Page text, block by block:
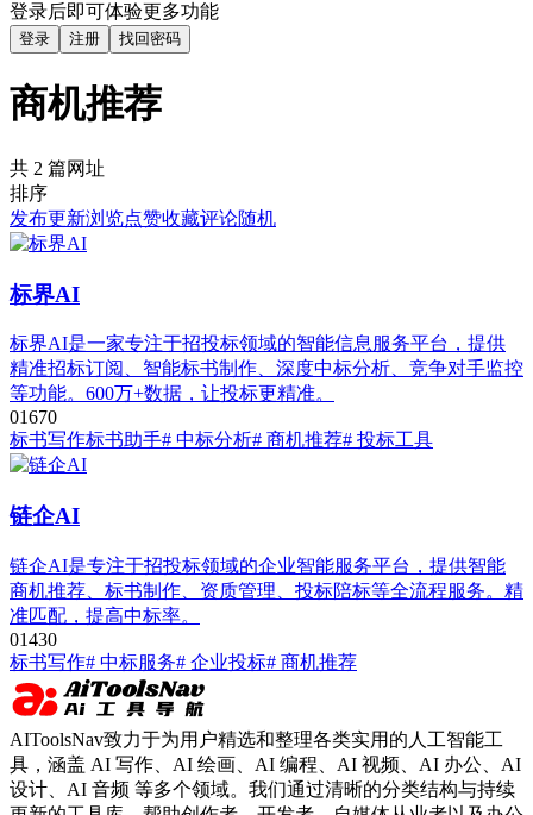
登录后即可体验更多功能
登录 注册 找回密码
商机推荐
共 2 篇网址
排序
发布更新浏览点赞收藏评论随机
标界AI
标界AI是一家专注于招投标领域的智能信息服务平台，提供
精准招标订阅、智能标书制作、深度中标分析、竞争对手监控
等功能。600万+数据，让投标更精准。
01670
标书写作标书助手# 中标分析# 商机推荐# 投标工具
链企AI
链企AI是专注于招投标领域的企业智能服务平台，提供智能
商机推荐、标书制作、资质管理、投标陪标等全流程服务。精
准匹配，提高中标率。
01430
标书写作# 中标服务# 企业投标# 商机推荐
AIToolsNav致力于为用户精选和整理各类实用的人工智能工
具，涵盖 AI 写作、AI 绘画、AI 编程、AI 视频、AI 办公、AI
设计、AI 音频 等多个领域。我们通过清晰的分类结构与持续